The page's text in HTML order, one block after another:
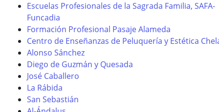
Escuelas Profesionales de la Sagrada Familia, SAFA-
Funcadia
Formación Profesional Pasaje Alameda
Centro de Enseñanzas de Peluquería y Estética
Alonso Sánchez
Diego de Guzmán y Quesada
José Caballero
La Rábida
San Sebastián